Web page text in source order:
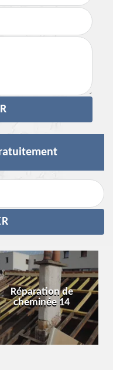
Réparation de
cheminée 14